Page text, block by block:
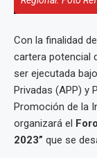
Con la finalidad
cartera potencial
ser ejecutada
Privadas (APP) y
Promoción de la
organizará el
2023” que se